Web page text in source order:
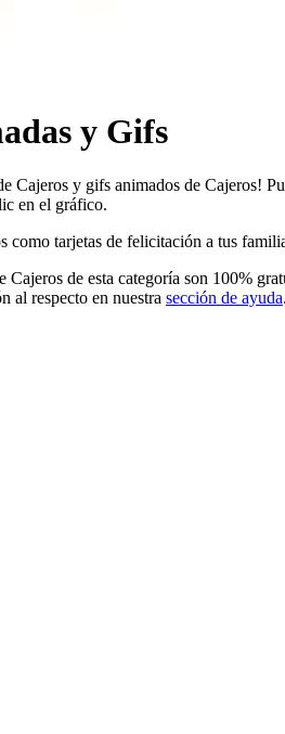
y Gifs
Cajeros y gifs animados de Cajeros!
en el gráfico.
como tarjetas de felicitación a tus
Cajeros de esta categoría son 100%
al respecto en nuestra sección de ayuda.